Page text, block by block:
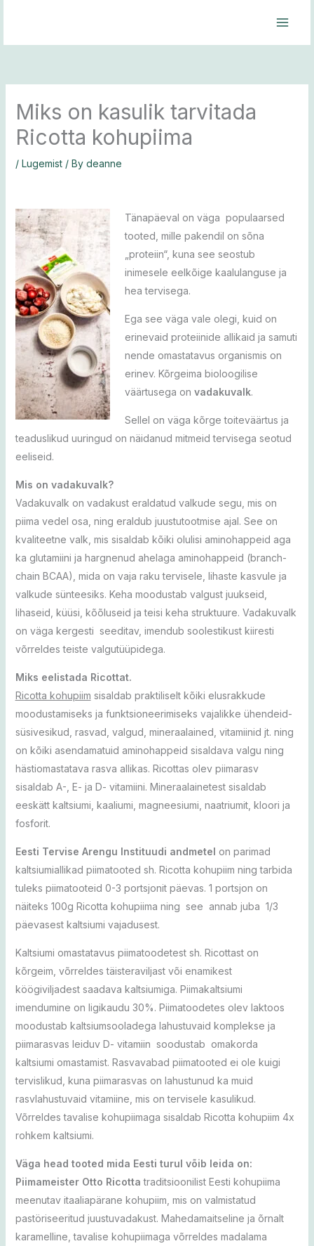
content
Miks on kasulik tarvitada
Ricotta kohupiima
/ Lugemist/ By deanne
Tänapäeval on väga populaarsed
tooted, mille pakendil on sõna
„proteiin“, kuna see seostub
inimesele eelkõige kaalulanguse ja
hea tervisega.
Ega see väga vale olegi, kuid on
erinevaid proteiinide allikaid ja samuti
nende omastatavus organismis on
erinev. Kõrgeima bioloogilise
väärtusega on vadakuvalk.
Sellel on väga kõrge toiteväärtus ja
teaduslikud uuringud on näidanud mitmeid tervisega seotud
eeliseid.
Mis on vadakuvalk?
Vadakuvalk on vadakust eraldatud valkude segu, mis on
piima vedel osa, ning eraldub juustutootmise ajal. See on
kvaliteetne valk, mis sisaldab kõiki olulisi aminohappeid aga
ka glutamiini ja hargnenud ahelaga aminohappeid (branch-
chain BCAA), mida on vaja raku tervisele, lihaste kasvule ja
valkude sünteesiks. Keha moodustab valgust juukseid,
lihaseid, küüsi, kõõluseid ja teisi keha struktuure. Vadakuvalk
on väga kergesti seeditav, imendub soolestikust kiiresti
võrreldes teiste valgutüüpidega.
Miks eelistada Ricottat.
Ricotta kohupiim sisaldab praktiliselt kõiki elusrakkude
moodustamiseks ja funktsioneerimiseks vajalikke ühendeid-
süsivesikud, rasvad, valgud, mineraalained, vitamiinid jt. ning
on kõiki asendamatuid aminohappeid sisaldava valgu ning
hästiomastatava rasva allikas. Ricottas olev piimarasv
sisaldab A-, E- ja D- vitamiini. Mineraalainetest sisaldab
eeskätt kaltsiumi, kaaliumi, magneesiumi, naatriumit, kloori ja
fosforit.
Eesti Tervise Arengu Instituudi andmetel on parimad
kaltsiumiallikad piimatooted sh. Ricotta kohupiim ning tarbida
tuleks piimatooteid 0-3 portsjonit päevas. 1 portsjon on
näiteks 100g Ricotta kohupiima ning see annab juba 1/3
päevasest kaltsiumi vajadusest.
Kaltsiumi omastatavus piimatoodetest sh. Ricottast on
kõrgeim, võrreldes täisteraviljast või enamikest
köögiviljadest saadava kaltsiumiga. Piimakaltsiumi
imendumine on ligikaudu 30%. Piimatoodetes olev laktoos
moodustab kaltsiumsooladega lahustuvaid komplekse ja
piimarasvas leiduv D- vitamiin soodustab omakorda
kaltsiumi omastamist. Rasvavabad piimatooted ei ole kuigi
tervislikud, kuna piimarasvas on lahustunud ka muid
rasvlahustuvaid vitamiine, mis on tervisele kasulikud.
Võrreldes tavalise kohupiimaga sisaldab Ricotta kohupiim 4x
rohkem kaltsiumi.
Väga head tooted mida Eesti turul võib leida on:
Piimameister Otto Ricotta traditsioonilist Eesti kohupiima
meenutav itaaliapärane kohupiim, mis on valmistatud
pastöriseeritud juustuvadakust. Mahedamaitseline ja õrnalt
karamelline, tavalise kohupiimaga võrreldes madalama